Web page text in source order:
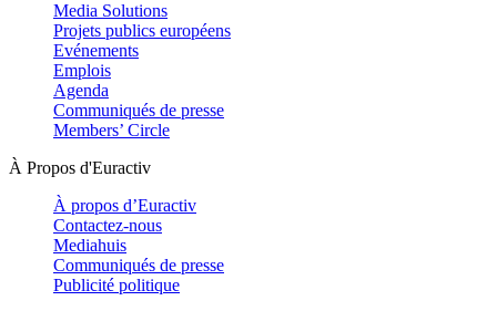
Media Solutions
Projets publics européens
Evénements
Emplois
Agenda
Communiqués de presse
Members’ Circle
À Propos d'Euractiv
À propos d’Euractiv
Contactez-nous
Mediahuis
Communiqués de presse
Publicité politique